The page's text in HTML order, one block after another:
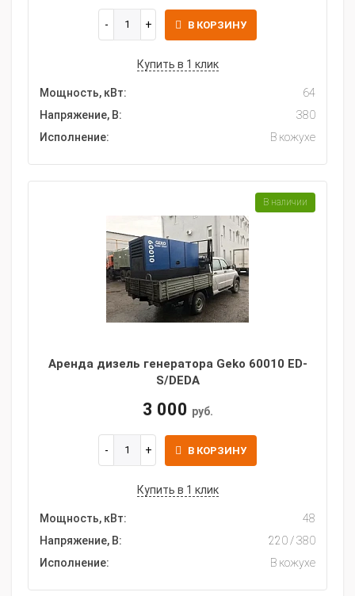
В КОРЗИНУ
Купить в 1 клик
Мощность, кВт:
64
Напряжение, В:
380
Исполнение:
В кожухе
Аренда дизель генератора Geko 60010 ED-
S/DEDA
3 000 руб.
В КОРЗИНУ
Купить в 1 клик
Мощность, кВт:
48
Напряжение, В:
220 / 380
Исполнение:
В кожухе
В наличии